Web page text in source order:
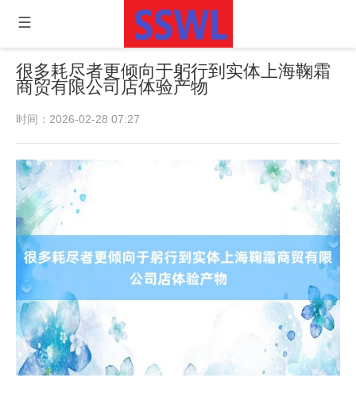
很多耗尽者更倾向于躬行到实体上海鞠霜
商贸有限公司店体验产物
时间：2026-02-28 07:27